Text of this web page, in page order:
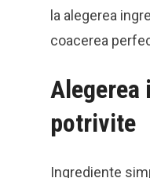
la alegerea
coacerea
Alegerea
potrivite
Ingrediente